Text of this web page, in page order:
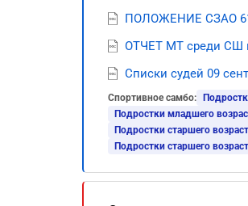
ПОЛОЖЕНИЕ СЗАО
ОТЧЕТ МТ среди СШ
Списки судей 09
Спортивное самбо:
Подростки младшего
Подростки старшего
Подростки старшего